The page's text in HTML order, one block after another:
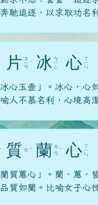
馳追逐，以求取功名
片 ㄆ
ㄧ
ㄢ
ˋ 冰 ㄅ
ㄧ
ㄥ 心 ㄒ
ㄧ
ㄣ
心玉壺」。冰心，心
人不慕名利，心境高
ˋ 質 ㄓ ˊ 蘭 ㄌ
ㄢ ˊ 心 ㄒ
ㄧ
ㄣ
質蕙心」。蘭、蕙，
質如蘭。比喻女子心